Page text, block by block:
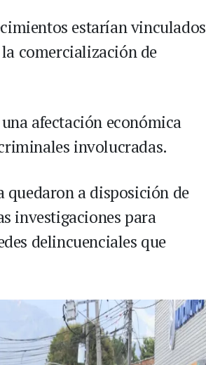
estarían vinculados
comercialización de
afectación económica
involucradas.
quedaron a disposición de
investigaciones para
delincuenciales que